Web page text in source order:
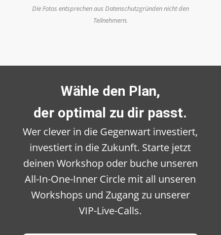
Die Fotos entsprechen aus Datenschutzgründen nicht den
Teilnehmern.
Wähle den Plan,
der optimal zu dir passt.
Wer clever in die Gegenwart investiert,
investiert in die Zukunft. Starte jetzt
deinen Workshop oder buche unseren
All-In-One-Inner Circle mit all unseren
Workshops und Zugang zu unserer
VIP-Live-Calls.